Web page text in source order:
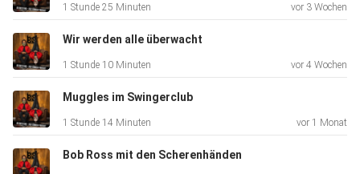
1 Stunde 25 Minuten vor 3 Wochen
Wir werden alle überwacht
1 Stunde 10 Minuten vor 4 Wochen
Muggles im Swingerclub
1 Stunde 14 Minuten vor 1 Monat
Bob Ross mit den Scherenhänden